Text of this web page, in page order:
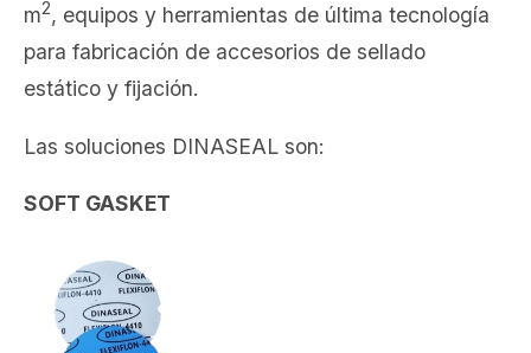
m2, equipos y herramientas de última tecnología
para fabricación de accesorios de sellado
estático y fijación.
Las soluciones DINASEAL son:
SOFT GASKET